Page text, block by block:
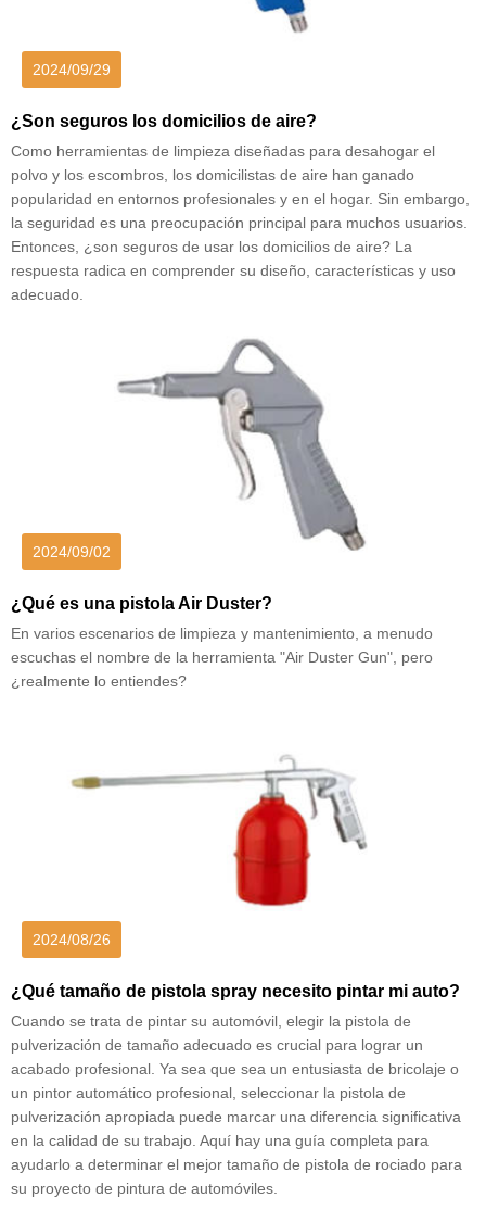
2024/09/29
¿Son seguros los domicilios de aire?
Como herramientas de limpieza diseñadas para desahogar el
polvo y los escombros, los domicilistas de aire han ganado
popularidad en entornos profesionales y en el hogar. Sin embargo,
la seguridad es una preocupación principal para muchos usuarios.
Entonces, ¿son seguros de usar los domicilios de aire? La
respuesta radica en comprender su diseño, características y uso
adecuado.
2024/09/02
¿Qué es una pistola Air Duster?
En varios escenarios de limpieza y mantenimiento, a menudo
escuchas el nombre de la herramienta "Air Duster Gun", pero
¿realmente lo entiendes?
2024/08/26
¿Qué tamaño de pistola spray necesito pintar mi auto?
Cuando se trata de pintar su automóvil, elegir la pistola de
pulverización de tamaño adecuado es crucial para lograr un
acabado profesional. Ya sea que sea un entusiasta de bricolaje o
un pintor automático profesional, seleccionar la pistola de
pulverización apropiada puede marcar una diferencia significativa
en la calidad de su trabajo. Aquí hay una guía completa para
ayudarlo a determinar el mejor tamaño de pistola de rociado para
su proyecto de pintura de automóviles.